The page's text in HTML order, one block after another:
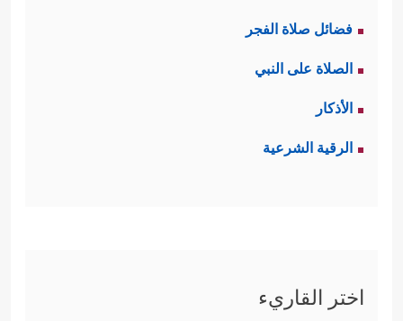
فضائل صلاة الفجر
الصلاة على النبي
الأذكار
الرقية الشرعية
اختر القاريء